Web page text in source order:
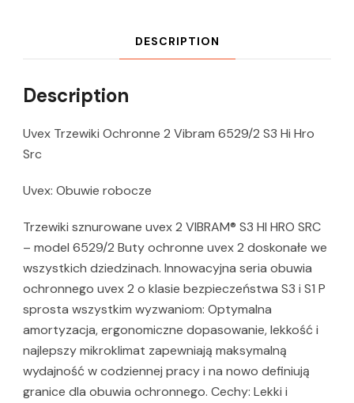
DESCRIPTION
Description
Uvex Trzewiki Ochronne 2 Vibram 6529/2 S3 Hi Hro
Src
Uvex: Obuwie robocze
Trzewiki sznurowane uvex 2 VIBRAM® S3 HI HRO SRC
– model 6529/2 Buty ochronne uvex 2 doskonałe we
wszystkich dziedzinach. Innowacyjna seria obuwia
ochronnego uvex 2 o klasie bezpieczeństwa S3 i S1 P
sprosta wszystkim wyzwaniom: Optymalna
amortyzacja, ergonomiczne dopasowanie, lekkość i
najlepszy mikroklimat zapewniają maksymalną
wydajność w codziennej pracy i na nowo definiują
granice dla obuwia ochronnego. Cechy: Lekki i